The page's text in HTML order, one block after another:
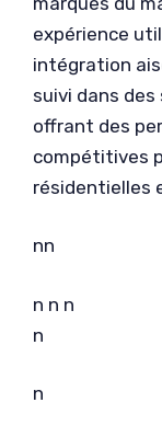
expérience
intégration
suivi dans
offrant des
compétitives
résidentielles
nn
n n n
n
n